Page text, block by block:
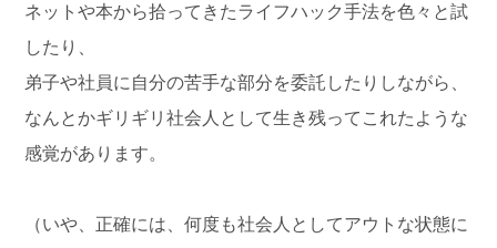
ネットや本から拾ってきたライフハック手法を色々と試
したり、
弟子や社員に自分の苦手な部分を委託したりしながら、
なんとかギリギリ社会人として生き残ってこれたような
感覚があります。
（いや、正確には、何度も社会人としてアウトな状態に